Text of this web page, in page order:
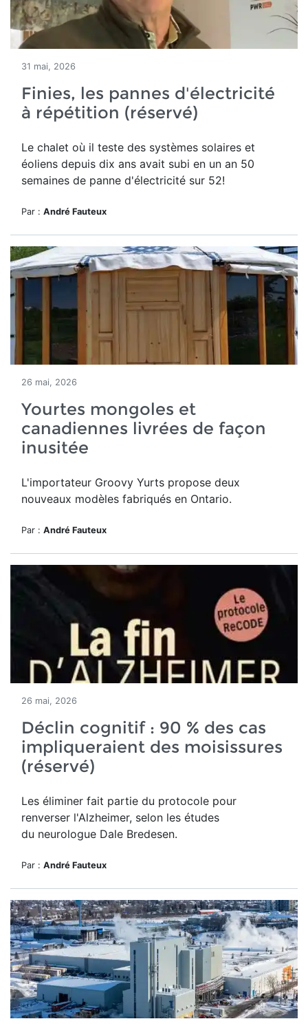
31 mai, 2026
Finies, les pannes d'électricité
à répétition (réservé)
Le chalet où il teste des systèmes solaires et
éoliens depuis dix ans avait subi en un an 50
semaines de panne d'électricité sur 52!
Par : André Fauteux
26 mai, 2026
Yourtes mongoles et
canadiennes livrées de façon
inusitée
L'importateur Groovy Yurts propose deux
nouveaux modèles fabriqués en Ontario.
Par : André Fauteux
26 mai, 2026
Déclin cognitif : 90 % des cas
impliqueraient des moisissures
(réservé)
Les éliminer fait partie du protocole pour
renverser l'Alzheimer, selon les études
du neurologue Dale Bredesen.
Par : André Fauteux